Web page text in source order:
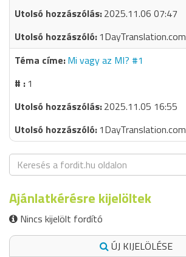
2025.11.06 07:47
1DayTranslation.com
Mi vagy az MI? #1
1
2025.11.05 16:55
1DayTranslation.com
Ajánlatkérésre kijelöltek
Nincs kijelölt fordító
ÚJ KIJELÖLÉSE